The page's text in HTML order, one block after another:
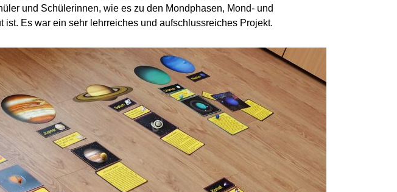
und Schülerinnen, wie es zu den Mondphasen, Mond- und
Es war ein sehr lehrreiches und aufschlussreiches Projekt.